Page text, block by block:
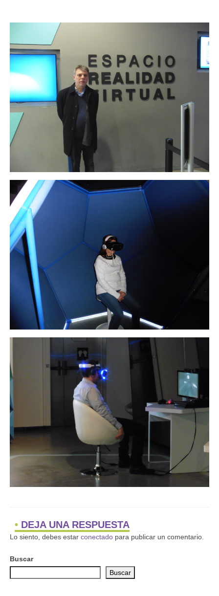
DEJA UNA RESPUESTA
Lo siento, debes estar conectado para publicar un comentario.
Buscar
Buscar